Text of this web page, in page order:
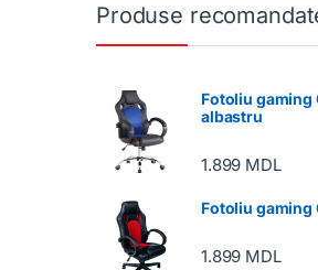
Produse
Fotoliu gaming
albastru
1.899 MDL
Fotoliu gaming
1.899 MDL